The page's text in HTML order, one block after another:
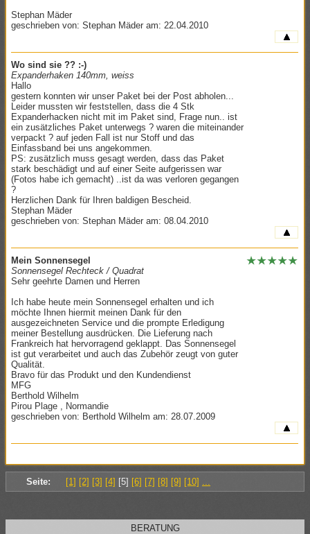
Stephan Mäder
geschrieben von: Stephan Mäder am: 22.04.2010
Wo sind sie ?? :-)
Expanderhaken 140mm, weiss
Hallo
gestern konnten wir unser Paket bei der Post abholen...
Leider mussten wir feststellen, dass die 4 Stk
Expanderhacken nicht mit im Paket sind, Frage nun.. ist
ein zusätzliches Paket unterwegs ? waren die miteinander
verpackt ? auf jeden Fall ist nur Stoff und das
Einfassband bei uns angekommen.
PS: zusätzlich muss gesagt werden, dass das Paket
stark beschädigt und auf einer Seite aufgerissen war
(Fotos habe ich gemacht) ..ist da was verloren gegangen
?
Herzlichen Dank für Ihren baldigen Bescheid.
Stephan Mäder
geschrieben von: Stephan Mäder am: 08.04.2010
Mein Sonnensegel
Sonnensegel Rechteck / Quadrat
Sehr geehrte Damen und Herren
Ich habe heute mein Sonnensegel erhalten und ich
möchte Ihnen hiermit meinen Dank für den
ausgezeichneten Service und die prompte Erledigung
meiner Bestellung ausdrücken. Die Lieferung nach
Frankreich hat hervorragend geklappt. Das Sonnensegel
ist gut verarbeitet und auch das Zubehör zeugt von guter
Qualität.
Bravo für das Produkt und den Kundendienst
MFG
Berthold Wilhelm
Pirou Plage , Normandie
geschrieben von: Berthold Wilhelm am: 28.07.2009
Seite: [1] [2] [3] [4] [5] [6] [7] [8] [9] [10]
BERATUNG